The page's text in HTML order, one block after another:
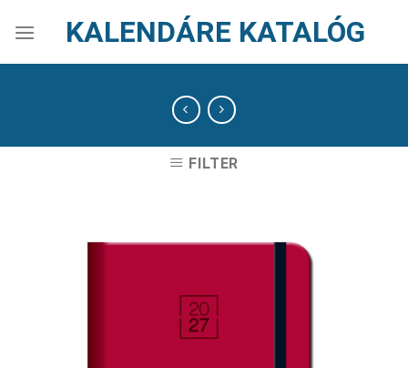
KALENDÁRE KATALÓG
FILTER